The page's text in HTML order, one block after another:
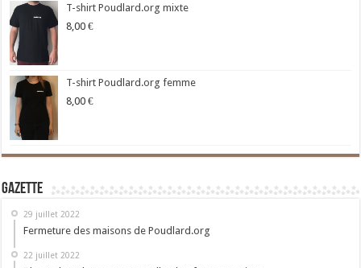
T-shirt Poudlard.org mixte
8,00 €
T-shirt Poudlard.org femme
8,00 €
Gazette
29 juillet 2022
Fermeture des maisons de Poudlard.org
22 juillet 2022